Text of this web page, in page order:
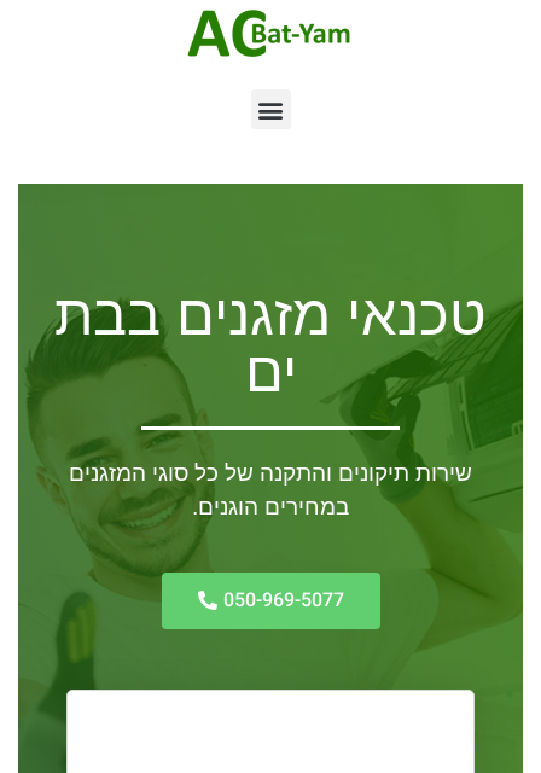
טכנאי מזגנים בבת
ים
שירות תיקונים והתקנה של כל סוגי המזגנים
במחירים הוגנים.
050-969-5077